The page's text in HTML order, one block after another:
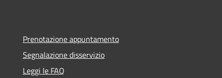
Prenotazione appuntamento
Segnalazione disservizio
Leggi le FAQ